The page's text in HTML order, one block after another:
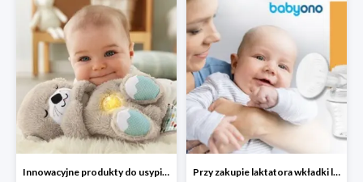
Innowacyjne produkty do usypiania w Empiku -20% Przy zakupie laktatora wkładki laktacyjne za 1 zł!